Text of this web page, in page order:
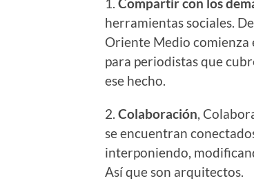
herramientas sociales.
Oriente Medio comienza
para periodistas que
ese hecho.
2. Colaboración,
se encuentran
interponiendo,
Así que son arquitectos.